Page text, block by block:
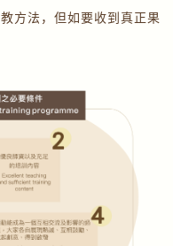
方法，但如要收到真正果